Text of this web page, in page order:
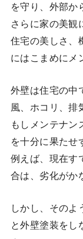
を守り、外部か
さらに家の美観
住宅の美しさ、
にはこまめにメ
外壁は住宅の中
風、ホコリ、排
もしメンテナン
を十分に果たせ
例えば、現在す
合は、劣化がか
しかし、そのよ
と外壁塗装をし